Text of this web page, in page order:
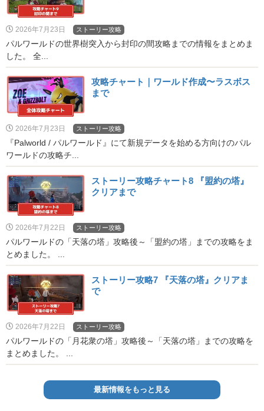
2026年7月23日 ストーリー攻略
パルワールドの世界樹突入から封印の間攻略までの情報をまとめま
した。 全...
攻略チャート｜ワールド作成〜ラスボス
まで
2026年7月23日 ストーリー攻略
『Palworld / パルワールド』にて新規データを始める方向けのパル
ワールドの攻略チ...
ストーリー攻略チャート8 『盟約の塔』
クリアまで
2026年7月22日 ストーリー攻略
パルワールドの「天落の塔」攻略後～「盟約の塔」までの攻略をま
とめました。 ...
ストーリー攻略7 『天落の塔』クリアま
で
2026年7月22日 ストーリー攻略
パルワールドの「月花衆の塔」攻略後～「天落の塔」までの攻略を
まとめました。 ...
最新情報をもっと見る